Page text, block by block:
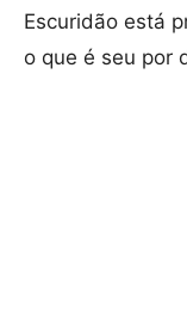
Escuridão está
o que é seu por